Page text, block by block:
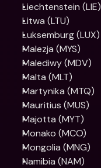
Liechtenstein (LIE)
Litwa (LTU)
Luksemburg (LUX)
Malezja (MYS)
Malediwy (MDV)
Malta (MLT)
Martynika (MTQ)
Mauritius (MUS)
Majotta (MYT)
Monako (MCO)
Mongolia (MNG)
Namibia (NAM)